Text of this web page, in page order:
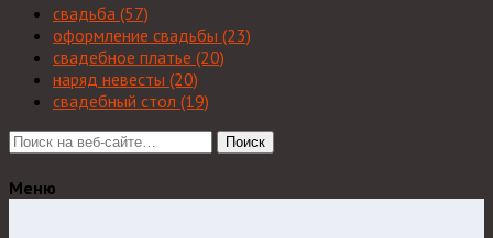
свадьба (57)
оформление свадьбы (23)
свадебное платье (20)
наряд невесты (20)
свадебный стол (19)
Поиск
Меню